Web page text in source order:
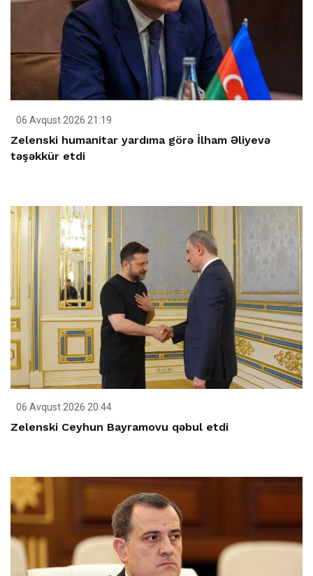
06 Avqust 2026 21:19
Zelenski humanitar yardıma görə İlham Əliyevə
təşəkkür etdi
06 Avqust 2026 20:44
Zelenski Ceyhun Bayramovu qəbul etdi